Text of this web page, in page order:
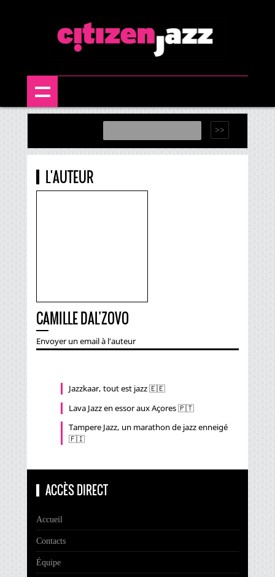
L'AUTEUR
CAMILLE DAL’ZOVO
Envoyer un email à l'auteur
Jazzkaar, tout est jazz 🇪🇪
Lava Jazz en essor aux Açores 🇵🇹
Tampere Jazz, un marathon de jazz enneigé
🇫🇮
ACCÈS DIRECT
Accueil
Contacts
Équipe